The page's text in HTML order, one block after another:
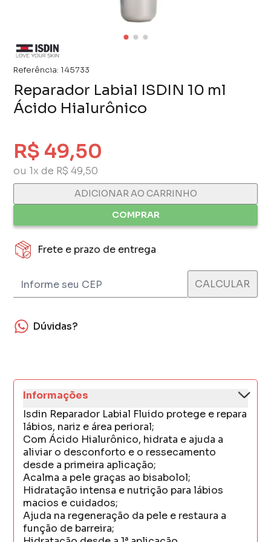
Referência: 145733
Reparador Labial ISDIN 10 ml
Ácido Hialurônico
R$ 49,50
ou 1x de R$ 49,50
ADICIONAR AO CARRINHO
COMPRAR
Frete e prazo de entrega
Dúvidas?
Informações
Isdin Reparador Labial Fluido protege e repara
lábios, nariz e área perioral;
Com Ácido Hialurônico, hidrata e ajuda a
aliviar o desconforto e o ressecamento
desde a primeira aplicação;
Acalma a pele graças ao bisabolol;
Hidratação intensa e nutrição para lábios
macios e cuidados;
Ajuda na regeneração da pele e restaura a
função de barreira;